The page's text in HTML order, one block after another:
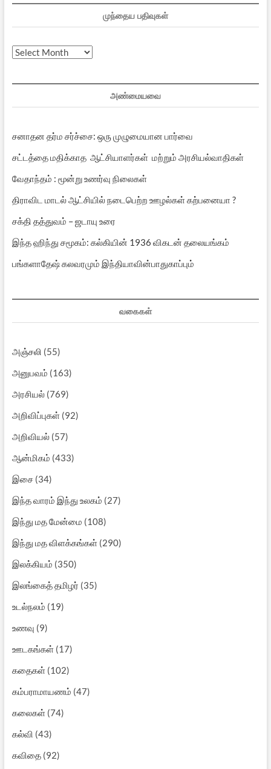
முந்தைய பதிவுகள்
முந்தைய
அண்மையவை
சனாதன தர்ம சர்ச்சை: ஒரு முழுமையான பார்வை
சட்டத்தை மதிக்காத ஆட்சியாளர்கள் மற்றும் அரசியல்வாதிகள்
வேதாந்தம் : மூன்று உணர்வு நிலைகள்
திராவிட மாடல் ஆட்சியில் நடைபெற்ற ஊழல்கள் கற்பனையா ?
சக்தி தத்துவம் – ஜடாயு உரை
இந்த ஹிந்து சமூகம்: கல்கியின் 1936 விகடன் தலையங்கம்
பங்களாதேஷ் கலவரமும் இந்தியாவின்பாதுகாப்பும்
வகைகள்
அஞ்சலி (55)
அனுபவம் (163)
அரசியல்(769)
அறிவிப்புகள்(92)
அறிவியல்(57)
ஆன்மிகம் (433)
இசை(34)
இந்த வாரம் இந்து உலகம் (27)
இந்து மத மேன்மை (108)
இந்து மத விளக்கங்கள்(290)
இலக்கியம் (350)
இலங்கைத் தமிழர் (35)
உடல்நலம் (19)
உணவு (9)
ஊடகங்கள்(17)
கதைகள்(102)
கம்பராமாயணம் (47)
கலைகள்(74)
கல்வி (43)
கவிதை(92)